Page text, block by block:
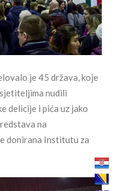
je 45 država, koje
nudili
delicije i pića uz jako
na
donirana Institutu za